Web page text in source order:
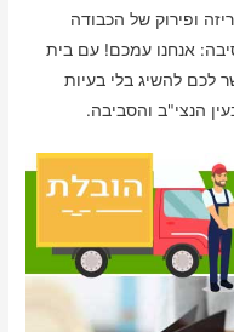
ופירוק של הכבודה
אנחנו עמכם! עם בית
לכם להשיג בלי בעיות
הנצי"ב והסביבה.